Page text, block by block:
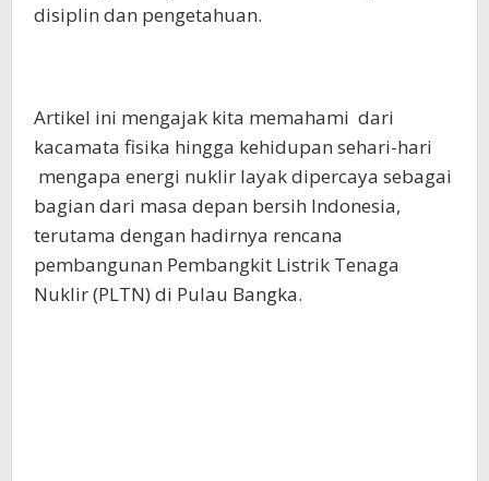
disiplin dan pengetahuan.
Artikel ini mengajak kita memahami dari
kacamata fisika hingga kehidupan sehari-hari
mengapa energi nuklir layak dipercaya sebagai
bagian dari masa depan bersih Indonesia,
terutama dengan hadirnya rencana
pembangunan Pembangkit Listrik Tenaga
Nuklir (PLTN) di Pulau Bangka.